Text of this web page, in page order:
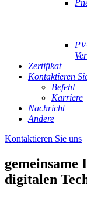
Zertifikat
Kontaktieren
Befehl
Karriere
Nachricht
Andere
Kontaktieren Sie uns
gemeinsame
digitalen